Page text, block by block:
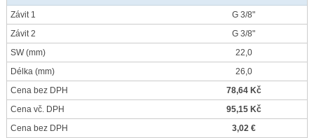
Závit 1
G 3/8"
Závit 2
G 3/8"
SW(mm)
22,0
Délka (mm)
26,0
Cena bez DPH
78,64 Kč
Cena vč. DPH
95,15 Kč
Cena bez DPH
3,02 €